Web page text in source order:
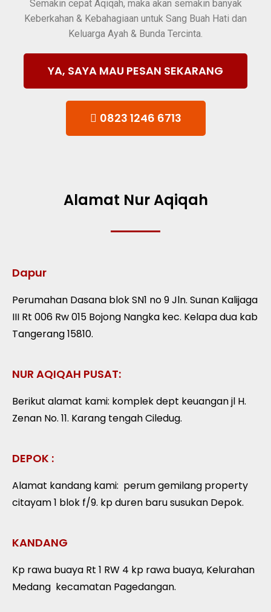
Semakin cepat Aqiqah, maka akan semakin banyak
Keberkahan & Kebahagiaan untuk Sang Buah Hati dan
Keluarga Ayah & Bunda Tercinta.
YA, SAYA MAU PESAN SEKARANG
0823 1246 6713
Alamat Nur Aqiqah
Dapur
Perumahan Dasana blok SN1 no 9 Jln. Sunan Kalijaga
III Rt 006 Rw 015 Bojong Nangka kec. Kelapa dua kab
Tangerang 15810.
NUR AQIQAH PUSAT:
Berikut alamat kami: komplek dept keuangan jl H.
Zenan No. 11. Karang tengah Ciledug.
DEPOK :
Alamat kandang kami: perum gemilang property
citayam 1 blok f/9. kp duren baru susukan Depok.
KANDANG
Kp rawa buaya Rt 1 RW 4 kp rawa buaya, Kelurahan
Medang kecamatan Pagedangan.